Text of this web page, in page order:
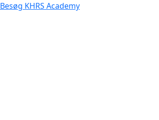
Besøg KHRS Academy